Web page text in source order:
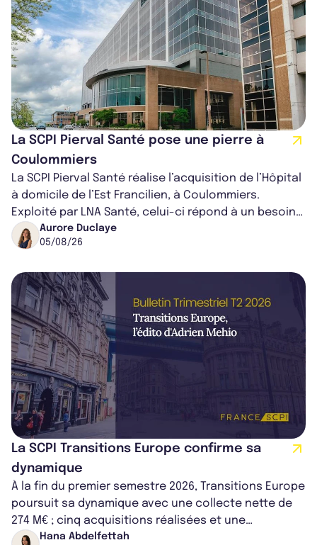
La SCPI Pierval Santé pose une pierre à
Coulommiers
La SCPI Pierval Santé réalise l’acquisition de l’Hôpital
à domicile de l’Est Francilien, à Coulommiers.
Exploité par LNA Santé, celui-ci répond à un besoin
médical croissant, qui s...
Aurore Duclaye
05/08/26
La SCPI Transitions Europe confirme sa
dynamique
À la fin du premier semestre 2026, Transitions Europe
poursuit sa dynamique avec une collecte nette de
274 M€ ; cinq acquisitions réalisées et une
capitalisation portée à 1,38 Md€....
Hana Abdelfettah